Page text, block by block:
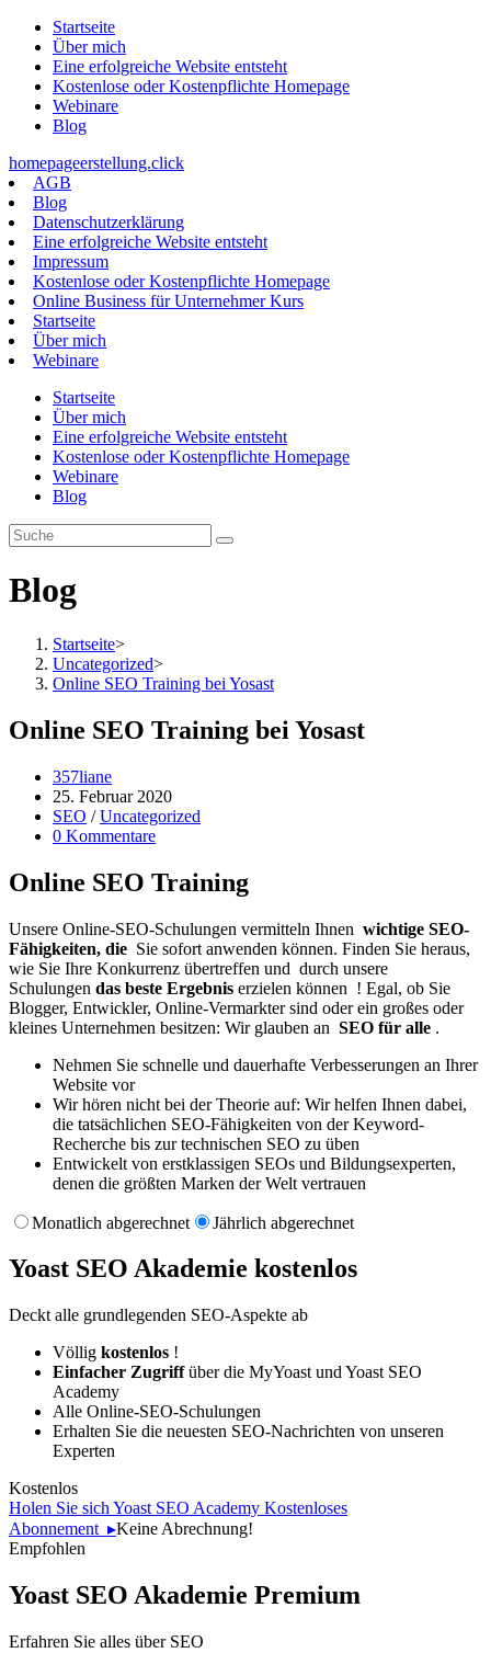
Zum
Inhalt
springen
Startseite
Über mich
Eine erfolgreiche Website entsteht
Kostenlose oder Kostenpflichte Homepage
Webinare
Blog
homepageerstellung.click
AGB
Blog
Datenschutzerklärung
Eine erfolgreiche Website entsteht
Impressum
Kostenlose oder Kostenpflichte Homepage
Online Business für Unternehmer Kurs
Startseite
Über mich
Webinare
Startseite
Über mich
Eine erfolgreiche Website entsteht
Kostenlose oder Kostenpflichte Homepage
Webinare
Blog
Blog
Startseite>
Uncategorized>
Online SEO Training bei Yosast
Online SEO Training bei Yosast
Beitrags-
Autor:
357liane
Beitrag
veröffentlicht:
25. Februar 2020
Beitrags-
Kategorie:
SEO / Uncategorized
Beitrags-
0 Kommentare
Online SEO Training
Unsere Online-SEO-Schulungen vermitteln Ihnen wichtige SEO-
Fähigkeiten, die Sie sofort anwenden können. Finden Sie heraus,
wie Sie Ihre Konkurrenz übertreffen und durch unsere
Schulungen das beste Ergebnis erzielen können ! Egal, ob Sie
Blogger, Entwickler, Online-Vermarkter sind oder ein großes oder
kleines Unternehmen besitzen: Wir glauben an SEO für alle .
Nehmen Sie schnelle und dauerhafte Verbesserungen an Ihrer
Website vor
Wir hören nicht bei der Theorie auf: Wir helfen Ihnen dabei,
die tatsächlichen SEO-Fähigkeiten von der Keyword-
Recherche bis zur technischen SEO zu üben
Entwickelt von erstklassigen SEOs und Bildungsexperten,
denen die größten Marken der Welt vertrauen
Monatlich abgerechnet Jährlich abgerechnet
Yoast SEO Akademie kostenlos
Deckt alle grundlegenden SEO-Aspekte ab
Völlig kostenlos !
Einfacher Zugriffüber die MyYoast und Yoast SEO
Academy
Alle Online-SEO-Schulungen
Erhalten Sie die neuesten SEO-Nachrichten von unseren
Experten
Kostenlos
Holen Sie sich Yoast SEO Academy Kostenloses
Abonnement ▸Keine Abrechnung!
Empfohlen
Yoast SEO Akademie Premium
Erfahren Sie alles über SEO